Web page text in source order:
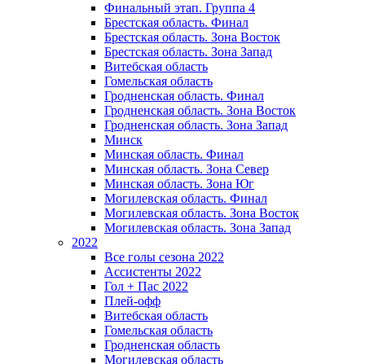
Финальный этап. Группа 4
Брестская область. Финал
Брестская область. Зона Восток
Брестская область. Зона Запад
Витебская область
Гомельская область
Гродненская область. Финал
Гродненская область. Зона Восток
Гродненская область. Зона Запад
Минск
Минская область. Финал
Минская область. Зона Север
Минская область. Зона Юг
Могилевская область. Финал
Могилевская область. Зона Восток
Могилевская область. Зона Запад
2022
Все голы сезона 2022
Ассистенты 2022
Гол + Пас 2022
Плей-офф
Витебская область
Гомельская область
Гродненская область
Могилевская область